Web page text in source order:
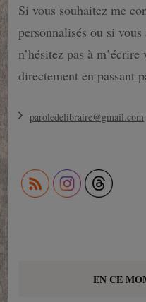
Si vous souhaitez me
personnalisés ou si vous
n’hésitez pas à
directement en passant
paroledelibraire@gmail.com
EN CE